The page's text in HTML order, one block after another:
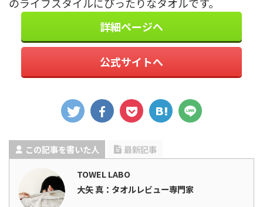
詳細ページへ
公式サイトへ
この記事を書いた人
最新記事
TOWEL LABO
大矢 真：タオルレビュー専門家